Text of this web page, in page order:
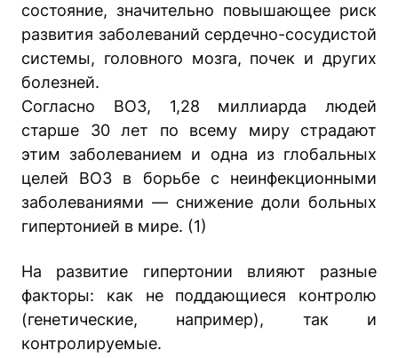
состояние, значительно повышающее риск
развития заболеваний сердечно-сосудистой
системы, головного мозга, почек и других
болезней.
Согласно ВОЗ, 1,28 миллиарда людей
старше 30 лет по всему миру страдают
этим заболеванием и одна из глобальных
целей ВОЗ в борьбе с неинфекционными
заболеваниями — снижение доли больных
гипертонией в мире. (1)
На развитие гипертонии влияют разные
факторы: как не поддающиеся контролю
(генетические, например), так и
контролируемые.